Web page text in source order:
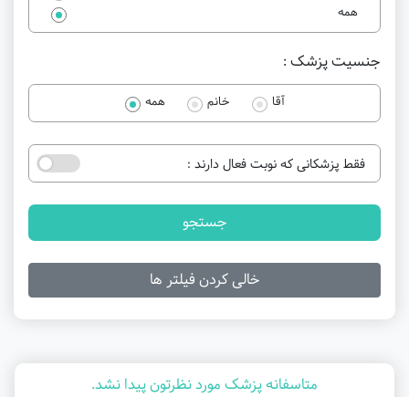
همه
جنسیت پزشک :
آقا خانم همه
فقط پزشکانی که نوبت فعال دارند :
جستجو
خالی کردن فیلتر ها
متاسفانه پزشک مورد نظرتون پیدا نشد.